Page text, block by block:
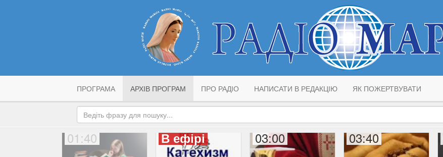
ПРОГРАМА АРХІВ ПРОГРАМ ПРО РАДІО НАПИСАТИ В РЕДАКЦІЮ ЯК ПОЖЕРТВУВАТИ
01:40 В ефірі 03:00 03:40